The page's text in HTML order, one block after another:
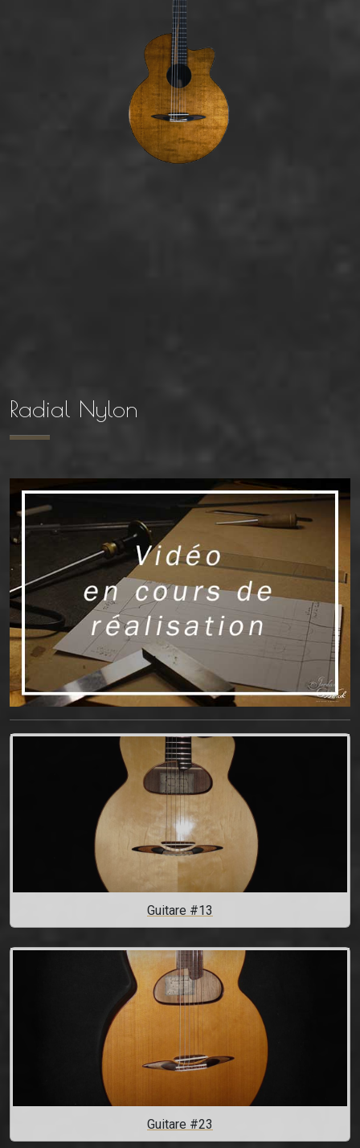
Radial Nylon
Guitare #13
Guitare #23